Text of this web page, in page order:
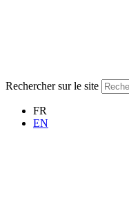
Rechercher sur le site
FR
EN